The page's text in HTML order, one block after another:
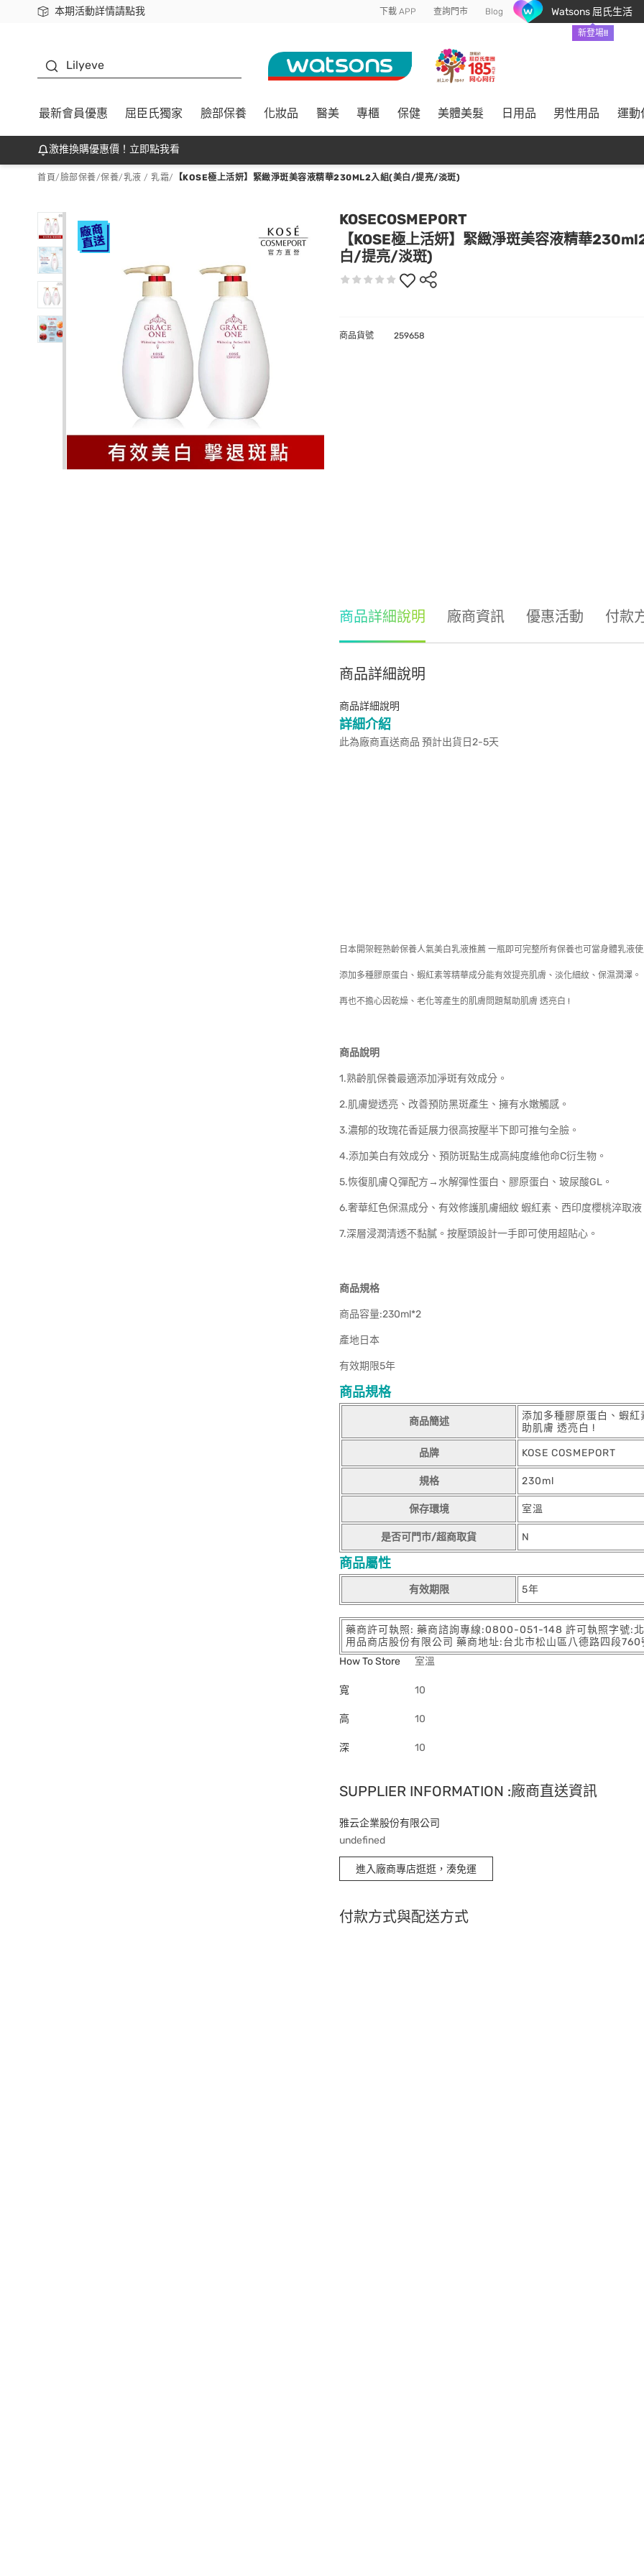
本期活動詳情請點我
下載app最高回饋$350 下載 APP 查詢門市 Blog Watsons 屈氏生活
新登場!!
Lilyeve
最新會員優惠 屈臣氏獨家 臉部保養 化妝品 醫美 專櫃 保健 美體美髮 日用品 男性用品 運動
激推換購優惠價！立即點我看
首頁/臉部保養/保養/乳液 / 乳霜/ 【KOSE極上活妍】緊緻淨斑美容液精華230ML2入組(美白/提亮/淡斑)
KOSECOSMEPORT
【KOSE極上活妍】緊緻淨斑美容液精華
白/提亮/淡斑)
商品貨號 259658
商品詳細說明 廠商資訊 優惠活動 付款
商品詳細說明
商品詳細說明
詳細介紹
此為廠商直送商品 預計出貨日2-5天
日本開架輕熟齡保養人氣美白乳液推薦 一瓶即可完整所有保養也可當身體乳液
添加多種膠原蛋白、蝦紅素等精華成分能有效提亮肌膚、淡化細紋、保濕潤澤。
再也不擔心因乾燥、老化等產生的肌膚問題幫助肌膚 透亮白 !
商品說明
1.熟齡肌保養最適添加淨斑有效成分。
2.肌膚變透亮、改善預防黑斑產生、擁有水嫩觸感。
3.濃郁的玫瑰花香延展力很高按壓半下即可推勻全臉。
4.添加美白有效成分、預防斑點生成高純度維他命C衍生物。
5.恢復肌膚Ｑ彈配方→水解彈性蛋白、膠原蛋白、玻尿酸GL。
6.奢華紅色保濕成分、有效修護肌膚細紋 蝦紅素、西印度櫻桃淬取
7.深層浸潤清透不黏膩。按壓頭設計一手即可使用超貼心。
商品規格
商品容量:230ml*2
產地日本
有效期限5年
商品規格
商品簡述
添加多種膠原蛋白、蝦
助肌膚 透亮白 !
品牌 KOSE COSMEPORT
規格 230ml
保存環境 室溫
是否可門市/超商取貨 N
商品屬性
有效期限 5年
藥商許可執照: 藥商諮詢專線:0800-051-148 許可執照字號:
用品商店股份有限公司 藥商地址:台北市松山區八德路四段
How To Store
室溫
寬 10
高 10
深 10
SUPPLIER INFORMATION :廠商直送資訊
雅云企業股份有限公司
undefined
進入廠商專店逛逛，湊免運
付款方式與配送方式